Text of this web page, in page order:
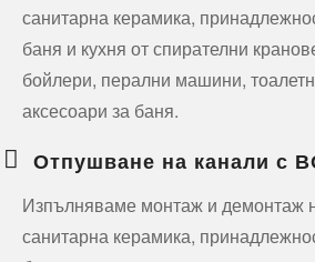
санитарна керамика,
баня и кухня от спирателни
бойлери, перални машини,
аксесоари за баня.
Отпушване на канали с
Изпълняваме монтаж и демонтаж
санитарна керамика,